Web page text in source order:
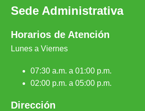
Sede Administrativa
Horarios de Atención
Lunes a Viernes
07:30 a.m. a 01:00 p.m.
02:00 p.m. a 05:00 p.m.
Dirección